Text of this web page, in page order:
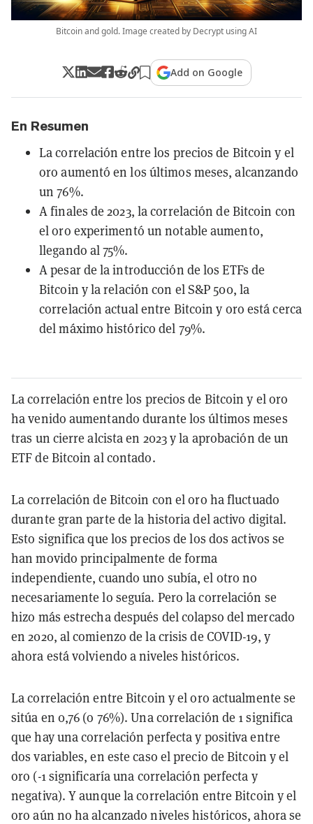
Bitcoin and gold. Image created by Decrypt using AI
Add on Google
En Resumen
La correlación entre los precios de Bitcoin y el
oro aumentó en los últimos meses, alcanzando
un 76%.
A finales de 2023, la correlación de Bitcoin con
el oro experimentó un notable aumento,
llegando al 75%.
A pesar de la introducción de los ETFs de
Bitcoin y la relación con el S&P 500, la
correlación actual entre Bitcoin y oro está cerca
del máximo histórico del 79%.
La correlación entre los precios de Bitcoin y el oro
ha venido aumentando durante los últimos meses
tras un cierre alcista en 2023 y la aprobación de un
ETF de Bitcoin al contado.
La correlación de Bitcoin con el oro ha fluctuado
durante gran parte de la historia del activo digital.
Esto significa que los precios de los dos activos se
han movido principalmente de forma
independiente, cuando uno subía, el otro no
necesariamente lo seguía. Pero la correlación se
hizo más estrecha después del colapso del mercado
en 2020, al comienzo de la crisis de COVID-19, y
ahora está volviendo a niveles históricos.
La correlación entre Bitcoin y el oro actualmente se
sitúa en 0,76 (o 76%). Una correlación de 1 significa
que hay una correlación perfecta y positiva entre
dos variables, en este caso el precio de Bitcoin y el
oro (-1 significaría una correlación perfecta y
negativa). Y aunque la correlación entre Bitcoin y el
oro aún no ha alcanzado niveles históricos, ahora se